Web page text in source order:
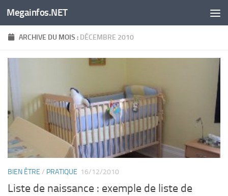
Skip to content
Megainfos.NET
ARCHIVE DU MOIS : DÉCEMBRE 2010
BIEN ÊTRE / PRATIQUE 16/12/2010
Liste de naissance : exemple de liste de